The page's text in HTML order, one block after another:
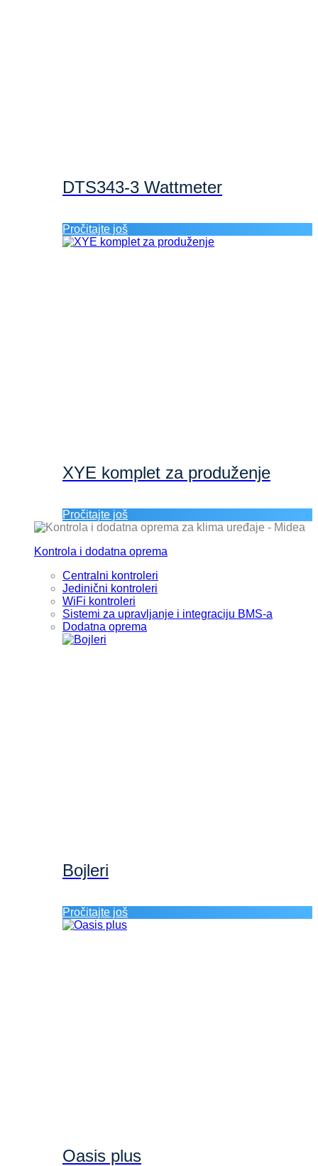
DTS343-3 Wattmeter
Pročitajte još
XYE komplet za produženje
Pročitajte još
Kontrola i dodatna oprema
Centralni kontroleri
Jedinični kontroleri
WiFi kontroleri
Sistemi za upravljanje i integraciju BMS-a
Dodatna oprema
Bojleri
Pročitajte još
Oasis plus